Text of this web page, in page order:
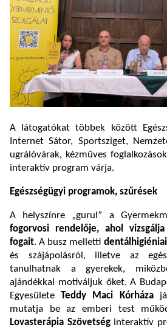
A látogatókat többek között
Internet Sátor, Sportsziget,
ugrálóvárak, kézműves
interaktív program várja.
Egészségügyi programok, szűrések
A helyszínre „gurul” a
fogorvosi rendelője, ahol
fogait. A busz melletti
és szájápolásról, illetve az
tanulhatnak a gyerekek,
ajándékkal motiváljuk őket. A
EgyesületeTeddy Maci Kórháza
mutatja be az emberi test
Lovasterápia Szövetséginteraktív